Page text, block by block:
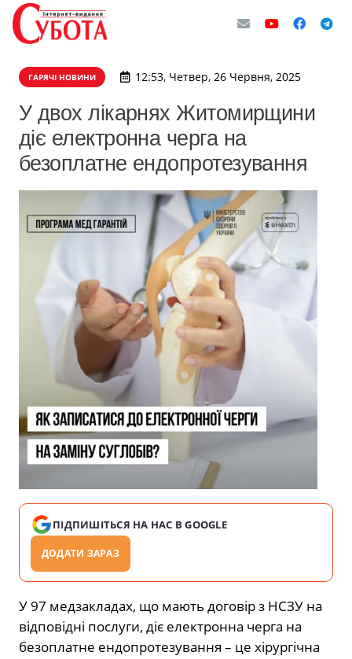
ГАРЯЧІ НОВИНИ 12:53, Четвер, 26 Червня, 2025
У двох лікарнях Житомирщини
діє електронна черга на
безоплатне ендопротезування
ПІДПИШІТЬСЯ НА НАС В GOOGLE
ДОДАТИ ЗАРАЗ
У 97 медзакладах, що мають договір з НСЗУ на
відповідні послуги, діє електронна черга на
безоплатне ендопротезування – це хірургічна